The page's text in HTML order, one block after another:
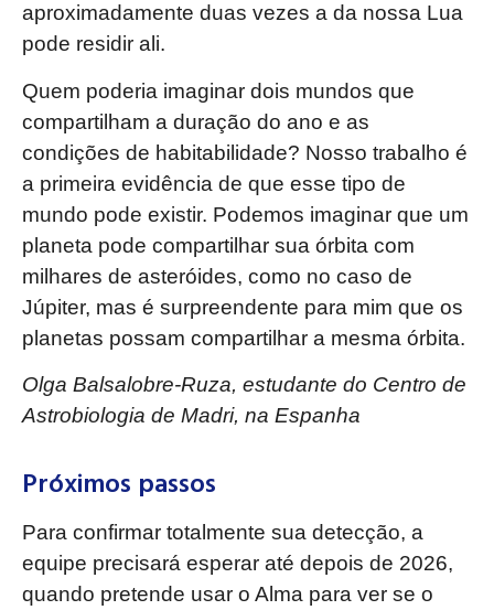
aproximadamente duas vezes a da nossa Lua
pode residir ali.
Quem poderia imaginar dois mundos que
compartilham a duração do ano e as
condições de habitabilidade? Nosso trabalho é
a primeira evidência de que esse tipo de
mundo pode existir. Podemos imaginar que um
planeta pode compartilhar sua órbita com
milhares de asteróides, como no caso de
Júpiter, mas é surpreendente para mim que os
planetas possam compartilhar a mesma órbita.
Olga Balsalobre-Ruza, estudante do Centro de
Astrobiologia de Madri, na Espanha
Próximos passos
Para confirmar totalmente sua detecção, a
equipe precisará esperar até depois de 2026,
quando pretende usar o Alma para ver se o